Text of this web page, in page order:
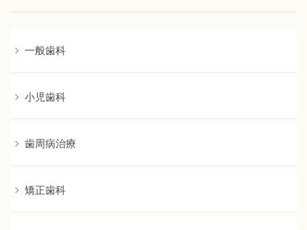
一般歯科
小児歯科
歯周病治療
矯正歯科